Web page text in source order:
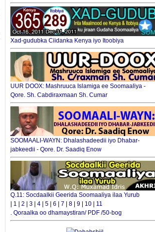
Xad-gudubka Ciidanka Kenya iyo Itoobiya
UUR DOOX: Mashruuca Islamiga ee Soomaaliya -
Qore. Sh. Cabdiraxmaan Sh. Cumar
SOOMAALI-WAYN: Dhalashadeedii iyo Dhabar-
jabkeedii - Qore. Dr. Saadiq Enow
Q.11: Socdaalkii Geerida Soomaaliya ilaa Yurub
1 2 3 4 5 6 7 8 9 10
11
. Qoraalka oo dhamaystiran/ PDF /50-bog